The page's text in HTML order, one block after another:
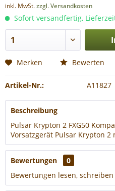
inkl. MwSt.zzgl. Versandkosten
Sofort versandfertig,
Merken Bewerten
Artikel-Nr.: A11827
Beschreibung
Pulsar Krypton 2 FXG50
Vorsatzgerät Pulsar Krypton 2
Bewertungen
0
Bewertungen lesen,